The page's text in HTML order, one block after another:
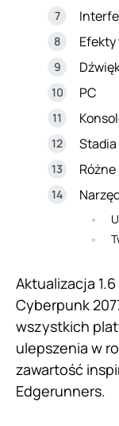
PC
Stadia
Różne
Aktualizacja
Cyberpunk
wszystkich
ulepszenia w
zawartość
Edgerunners.